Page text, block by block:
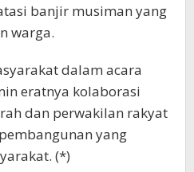
banjir musiman yang
warga.
dalam acara
eratnya kolaborasi
dan perwakilan rakyat
yang
(*)